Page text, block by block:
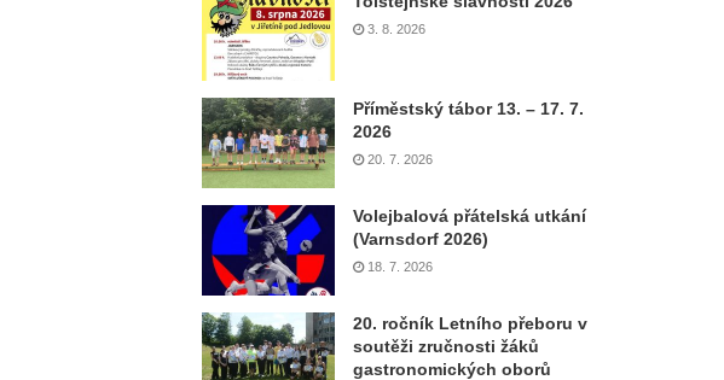
3. 8. 2026
Příměstský tábor 13. – 17. 7.
2026
20. 7. 2026
Volejbalová přátelská utkání
(Varnsdorf 2026)
18. 7. 2026
20. ročník Letního přeboru v
soutěži zručnosti žáků
gastronomických oborů